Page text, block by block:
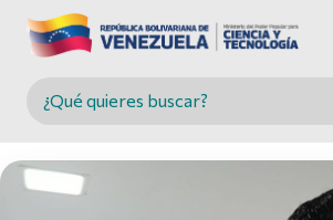
Buscar en MINCYT